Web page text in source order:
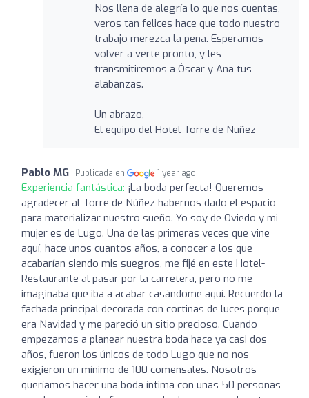
Nos llena de alegría lo que nos cuentas,
veros tan felices hace que todo nuestro
trabajo merezca la pena. Esperamos
volver a verte pronto, y les
transmitiremos a Óscar y Ana tus
alabanzas.
Un abrazo,
El equipo del Hotel Torre de Nuñez
Pablo MG Publicada en 1 year ago
Experiencia fantástica: ¡La boda perfecta! Queremos
agradecer al Torre de Núñez habernos dado el espacio
para materializar nuestro sueño. Yo soy de Oviedo y mi
mujer es de Lugo. Una de las primeras veces que vine
aquí, hace unos cuantos años, a conocer a los que
acabarían siendo mis suegros, me fijé en este Hotel-
Restaurante al pasar por la carretera, pero no me
imaginaba que iba a acabar casándome aquí. Recuerdo la
fachada principal decorada con cortinas de luces porque
era Navidad y me pareció un sitio precioso. Cuando
empezamos a planear nuestra boda hace ya casi dos
años, fueron los únicos de todo Lugo que no nos
exigieron un mínimo de 100 comensales. Nosotros
queríamos hacer una boda íntima con unas 50 personas